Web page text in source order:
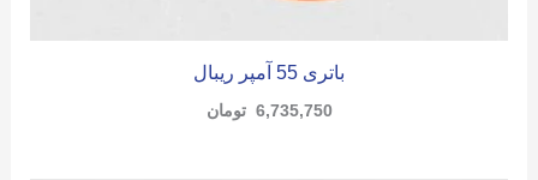
باتری 55 آمپر ریبال
6,735,750 تومان